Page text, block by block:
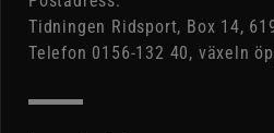
Tidningen Ridsport, Box 14,
Telefon 0156-132 40, växeln